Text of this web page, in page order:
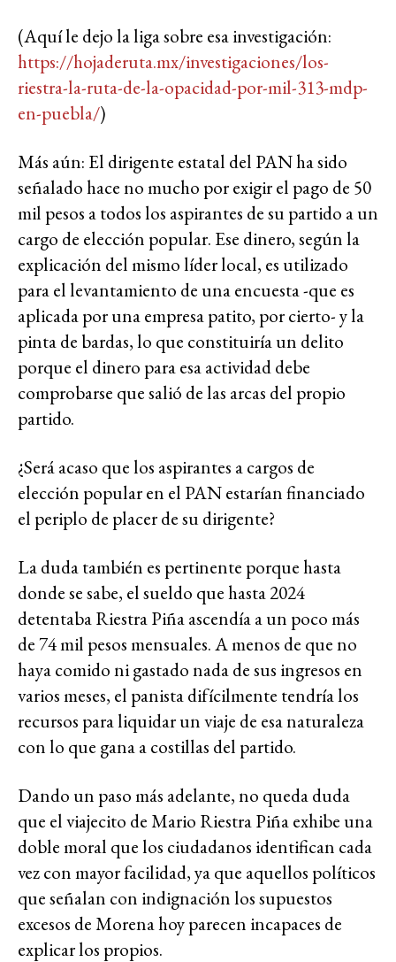
(Aquí le dejo la liga sobre esa investigación:
https://hojaderuta.mx/investigaciones/los-
riestra-la-ruta-de-la-opacidad-por-mil-313-mdp-
en-puebla/)
Más aún: El dirigente estatal del PAN ha sido
señalado hace no mucho por exigir el pago de 50
mil pesos a todos los aspirantes de su partido a un
cargo de elección popular. Ese dinero, según la
explicación del mismo líder local, es utilizado
para el levantamiento de una encuesta -que es
aplicada por una empresa patito, por cierto- y la
pinta de bardas, lo que constituiría un delito
porque el dinero para esa actividad debe
comprobarse que salió de las arcas del propio
partido.
¿Será acaso que los aspirantes a cargos de
elección popular en el PAN estarían financiado
el periplo de placer de su dirigente?
La duda también es pertinente porque hasta
donde se sabe, el sueldo que hasta 2024
detentaba Riestra Piña ascendía a un poco más
de 74 mil pesos mensuales. A menos de que no
haya comido ni gastado nada de sus ingresos en
varios meses, el panista difícilmente tendría los
recursos para liquidar un viaje de esa naturaleza
con lo que gana a costillas del partido.
Dando un paso más adelante, no queda duda
que el viajecito de Mario Riestra Piña exhibe una
doble moral que los ciudadanos identifican cada
vez con mayor facilidad, ya que aquellos políticos
que señalan con indignación los supuestos
excesos de Morena hoy parecen incapaces de
explicar los propios.